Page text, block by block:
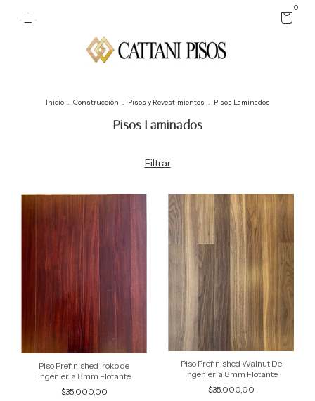
0
Inicio . Construcción . Pisos y Revestimientos . Pisos Laminados
Pisos Laminados
Filtrar
Piso Prefinished Iroko de
Ingeniería 8mm Flotante
$35.000,00
Piso Prefinished Walnut De
Ingeniería 8mm Flotante
$35.000,00